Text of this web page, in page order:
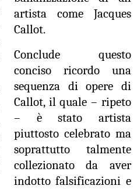
artista come Jacques
Callot.
Conclude questo
conciso ricordo una
sequenza di opere di
Callot, il quale – ripeto
– è stato artista
piuttosto celebrato ma
soprattutto talmente
collezionato da aver
indotto falsificazioni e